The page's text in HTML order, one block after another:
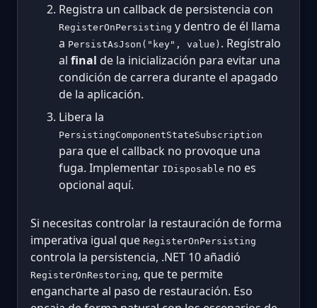
Registra un callback de persistencia con
RegisterOnPersisting y dentro de él llama
a PersistAsJson("key", value) . Regístralo
al final de la inicialización para evitar una
condición de carrera durante el apagado
de la aplicación.
Libera la
PersistingComponentStateSubscription
para que el callback no provoque una
fuga. Implementar IDisposable no es
opcional aquí.
Si necesitas controlar la restauración de forma
imperativa igual que RegisterOnPersisting
controla la persistencia, .NET 10 añadió
RegisterOnRestoring, que te permite
engancharte al paso de restauración. Eso